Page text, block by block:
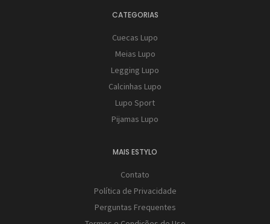
CATEGORIAS
Cuecas Lupo
Meias Lupo
Legging Lupo
Calcinhas Lupo
Lupo Sport
Pijamas Lupo
MAIS ESTYLO
Contato
Política de Privacidade
Perguntas Frequentes